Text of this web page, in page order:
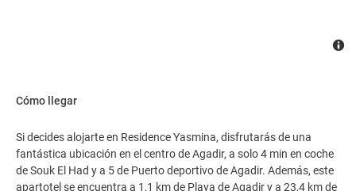
Cómo llegar
Si decides alojarte en Residence Yasmina, disfrutarás de una
fantástica ubicación en el centro de Agadir, a solo 4 min en coche
de Souk El Had y a 5 de Puerto deportivo de Agadir. Además, este
apartotel se encuentra a 1,1 km de Playa de Agadir y a 23,4 km de